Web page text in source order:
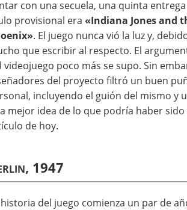
con una secuela, una quinta
provisional era «Indiana Jones and
. El juego nunca vió la luz y,
que escribir al respecto. El
videojuego poco más se supo. Sin
del proyecto filtró un buen
incluyendo el guión del mismo y
mejor idea de lo que podría haber
de hoy.
1947
historia del juego comienza un par de